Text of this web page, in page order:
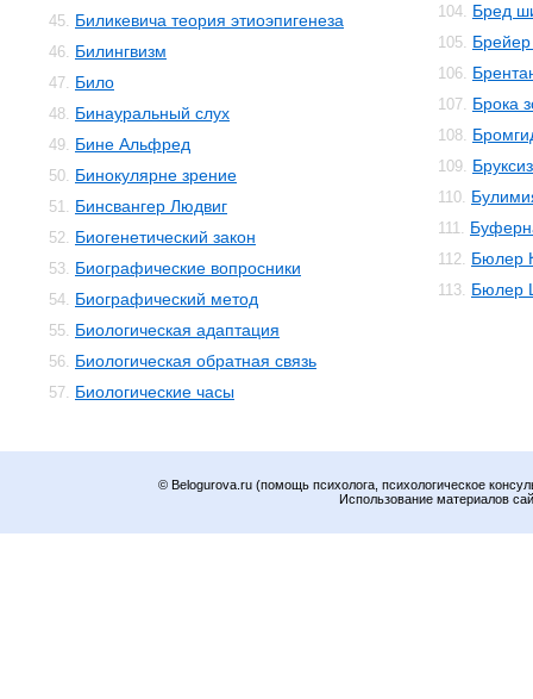
45. Биликевича теория этиоэпигенеза
46. Билингвизм
47. Било
48. Бинауральный слух
49. Бине Альфред
50. Бинокулярне зрение
51. Бинсвангер Людвиг
52. Биогенетический закон
53. Биографические вопросники
54. Биографический метод
55. Биологическая адаптация
56. Биологическая обратная связь
57. Биологические часы
104. Бред
105.
106.
107. Брока
108.
109.
110.
111.
112. Бюлер
113. Бюлер
© Belogurova.ru (помощь психолога, психологическое
Использование материалов